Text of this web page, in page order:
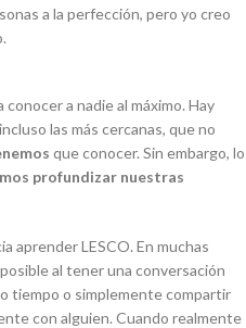
a la perfección, pero yo creo
a nadie al máximo. Hay
las más cercanas, que no
que conocer. Sin embargo, lo
profundizar nuestras
aprender LESCO. En muchas
al tener una conversación
tiempo o simplemente compartir
con alguien. Cuando realmente